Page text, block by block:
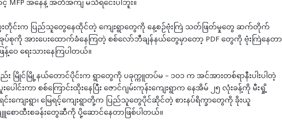
တိုင်းက ပြည်သူတွေနေထိုင်တဲ့ ကျေးရွာတွေကို နေ့စဉ်ဗုံးကြဲ သတ်ဖြတ်မှုတွေ ဆက်တိုက်
စုကို အားပေးထောက်ခံနေကြတဲ့ စစ်လော်ဘီချန်နယ်တွေမှာတော့ PDF တွေကို ဗုံးကြဲနေတာ
ရေးသားနေကြပါတယ်။
မြိုင်မြို့နယ်တောင်ပိုင်းက ရွာတွေကို ပခုက္ကူတပ်မ – ၁၀၁ က အင်အားတစ်ရာနီးပါးပါတဲ့
ေါင်းကာ စစ်ကြောင်းထိုးနေပြီး ဇောင်ဂျမ်းကုန်းကျေးရွာက နေအိမ် ၂၅ လုံးခန့်ကို မီးရှို့
င်းကျေးရွာ၊ မြေရင့်ကျေးရွာ‌တို့က ပြည်သူ‌တွေပိုင်ဆိုင်တဲ့ စားနပ်ရိက္ခာတွေကို ခိုးယူ
စောထီးစခန်းတွေဆီကို ပို့ဆောင်နေတာဖြစ်ပါတယ်။